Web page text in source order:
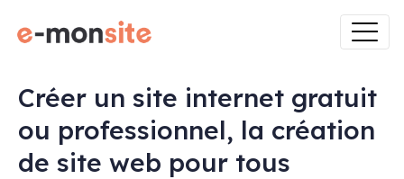
Créer un site internet gratuit
ou professionnel, la création
de site web pour tous